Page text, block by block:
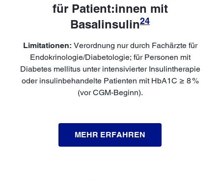
für Patient:innen mit
Basalinsulin24
Limitationen: Verordnung nur durch Fachärzte für
Endokrinologie/Diabetologie; für Personen mit
Diabetes mellitus unter intensivierter Insulintherapie
oder insulinbehandelte Patienten mit HbA1C ≥ 8 %
(vor CGM-Beginn).
MEHR ERFAHREN